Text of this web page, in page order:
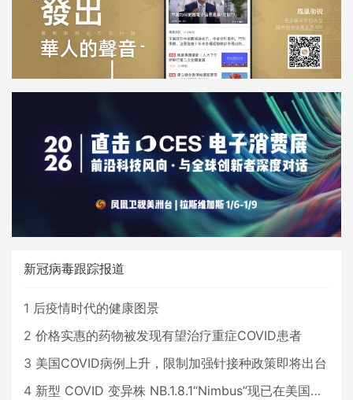
新冠病毒跟踪报道
1 后疫情时代的健康图景
2 价格实惠的药物被发现有望治疗重症COVID患者
3 美国COVID病例上升，限制加强针接种政策即将出台
4 新型 COVID 变异株 NB.1.8.1“Nimbus”现已在美国占据主导地位